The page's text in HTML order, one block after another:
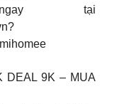
tại
DEAL 9K – MUA